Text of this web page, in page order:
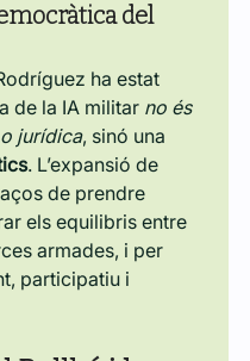
del
ha estat
de la IA militar no és
jurídica, sinó una
. L’expansió de
de prendre
els equilibris entre
armades, i per
participatiu i